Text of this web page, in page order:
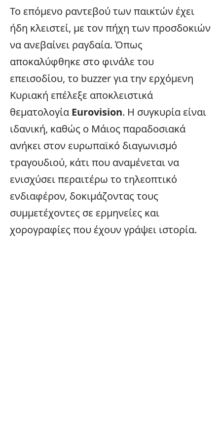
Το επόμενο ραντεβού των παικτών έχει
ήδη κλειστεί, με τον πήχη των προσδοκιών
να ανεβαίνει ραγδαία. Όπως
αποκαλύφθηκε στο φινάλε του
επεισοδίου, το buzzer για την ερχόμενη
Κυριακή επέλεξε αποκλειστικά
θεματολογία Eurovision. Η συγκυρία είναι
ιδανική, καθώς ο Μάιος παραδοσιακά
ανήκει στον ευρωπαϊκό διαγωνισμό
τραγουδιού, κάτι που αναμένεται να
ενισχύσει περαιτέρω το τηλεοπτικό
ενδιαφέρον, δοκιμάζοντας τους
συμμετέχοντες σε ερμηνείες και
χορογραφίες που έχουν γράψει ιστορία.